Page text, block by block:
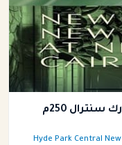
باقل من سعر السوق فيلا في هايد بارك سنترال 250م
كمبوند هايد بارك سنترال التجمع السادس – Hyde Park Central New